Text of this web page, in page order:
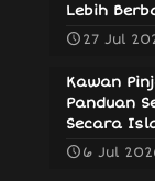
Lebih
27 Jul
Kawan
Panduan
Secara
6 Jul